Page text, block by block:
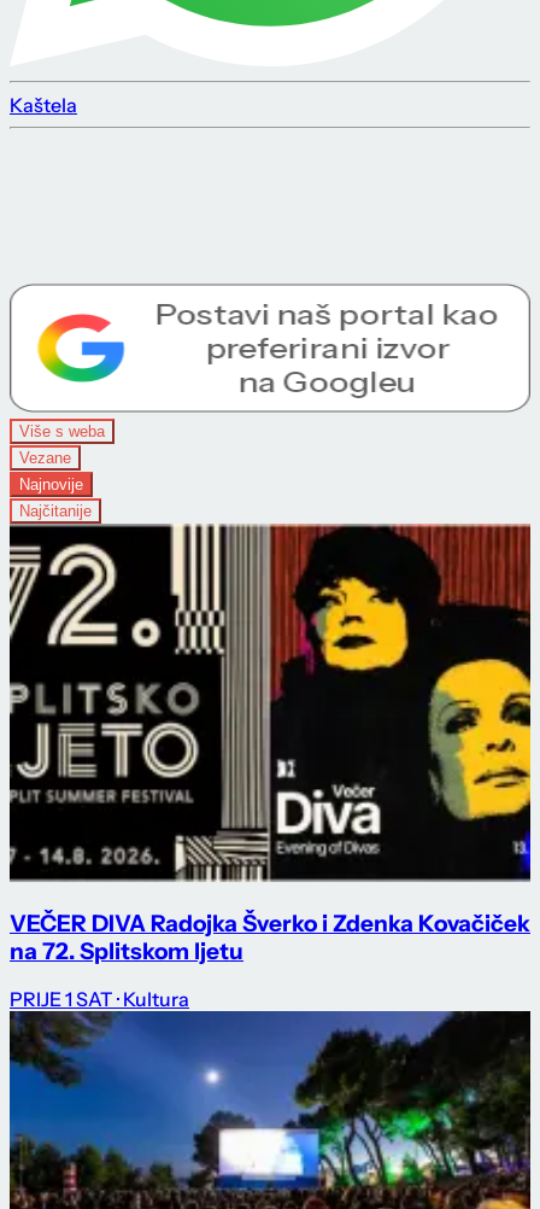
Kaštela
Više s weba
Vezane
Najnovije
Najčitanije
VEČER DIVA Radojka Šverko i Zdenka Kovačiček
na 72. Splitskom ljetu
PRIJE 1 SAT · Kultura